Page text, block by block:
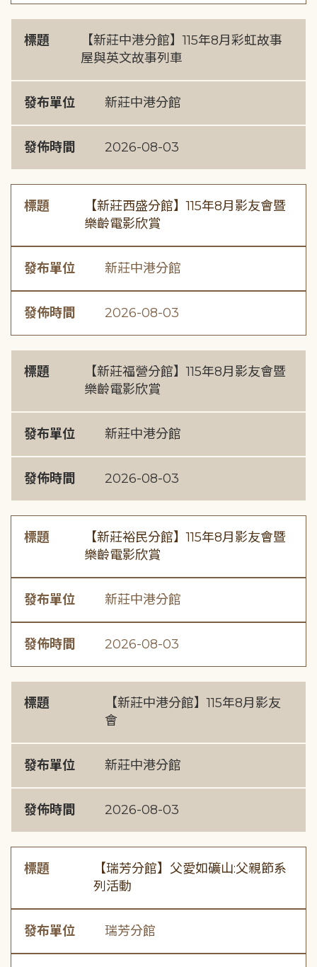
標題
【新莊中港分館】115年8月彩虹故事
屋與英文故事列車
發布單位 新莊中港分館
發佈時間 2026-08-03
標題
【新莊西盛分館】115年8月影友會暨
樂齡電影欣賞
發布單位 新莊中港分館
發佈時間 2026-08-03
標題
【新莊福營分館】115年8月影友會暨
樂齡電影欣賞
發布單位 新莊中港分館
發佈時間 2026-08-03
標題
【新莊裕民分館】115年8月影友會暨
樂齡電影欣賞
發布單位 新莊中港分館
發佈時間 2026-08-03
標題
【新莊中港分館】115年8月影友
會
發布單位 新莊中港分館
發佈時間 2026-08-03
標題
【瑞芳分館】父愛如礦山:父親節系
列活動
發布單位 瑞芳分館